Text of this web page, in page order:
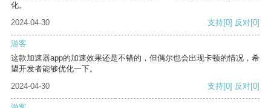
化。
2024-04-30
支持[0] 反对[0]
游客
这款加速器app的加速效果还是不错的，但偶尔也会出现卡顿的情况，希
望开发者能够优化一下。
2024-04-30
支持[0] 反对[0]